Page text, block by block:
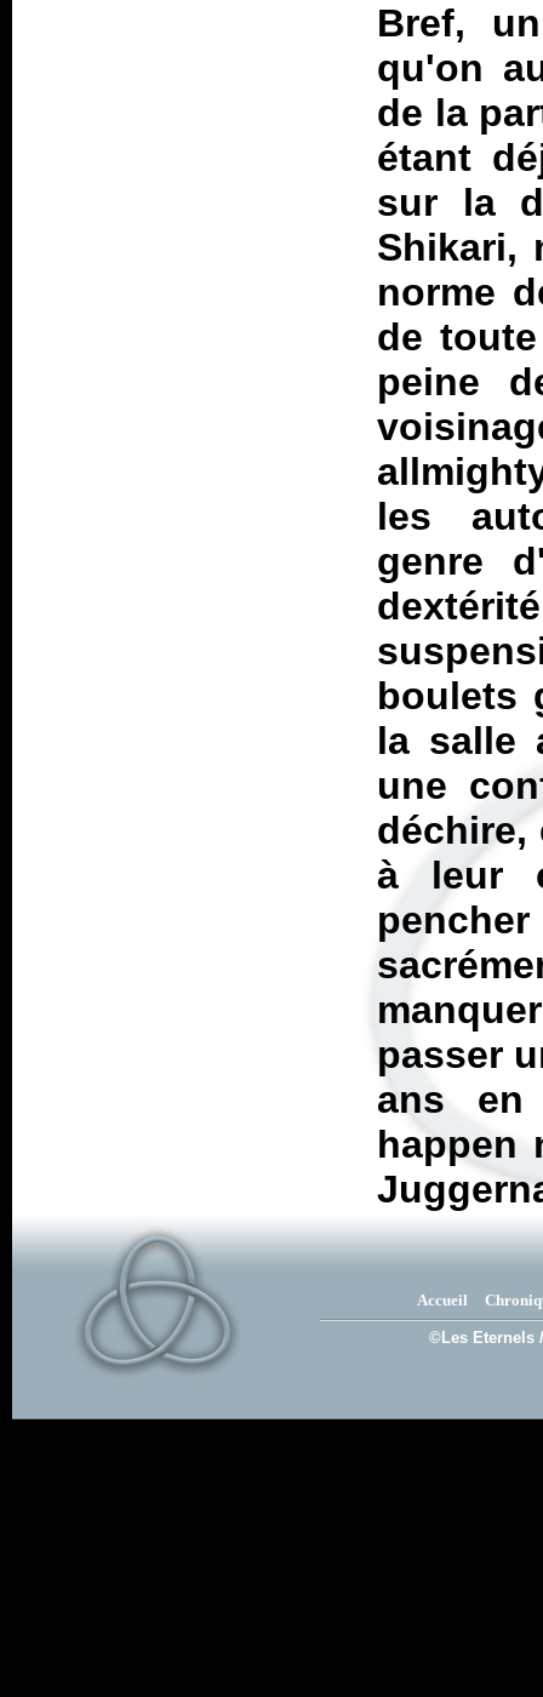
Bref,
qu'on
de la
étant
sur la
Shikari,
norme
de
peine
les
genre
boulets
la salle
une
déchire,
à leur
passer
ans
happen
Accueil
©Les Eternels